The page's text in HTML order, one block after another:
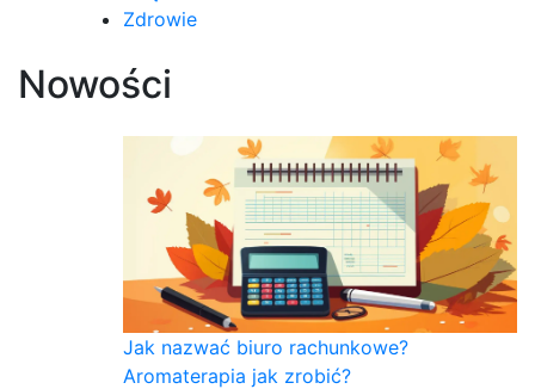
Zdrowie
Nowości
Jak nazwać biuro rachunkowe?
Aromaterapia jak zrobić?